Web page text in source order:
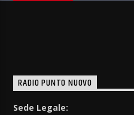
RADIO PUNTO NUOVO
Sede Legale: